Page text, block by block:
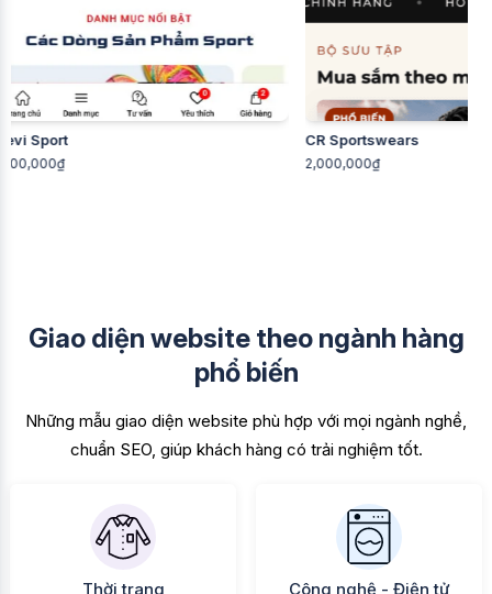
Giao diện website theo ngành hàng
phổ biến
Những mẫu giao diện website phù hợp với mọi ngành nghề,
chuẩn SEO, giúp khách hàng có trải nghiệm tốt.
Thời trang Công nghệ - Điện tử